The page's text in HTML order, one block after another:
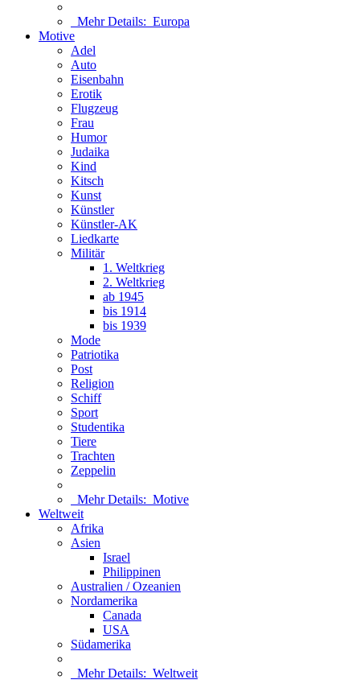
Mehr Details: Europa
Motive
Adel
Auto
Eisenbahn
Erotik
Flugzeug
Frau
Humor
Judaika
Kind
Kitsch
Kunst
Künstler
Künstler-AK
Liedkarte
Militär
1. Weltkrieg
2. Weltkrieg
ab 1945
bis 1914
bis 1939
Mode
Patriotika
Post
Religion
Schiff
Sport
Studentika
Tiere
Trachten
Zeppelin
Mehr Details: Motive
Weltweit
Afrika
Asien
Israel
Philippinen
Australien / Ozeanien
Nordamerika
Canada
USA
Südamerika
Mehr Details: Weltweit